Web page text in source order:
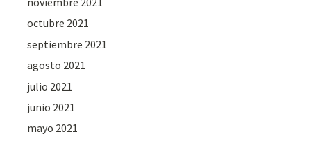
octubre 2021
septiembre 2021
agosto 2021
julio 2021
junio 2021
mayo 2021